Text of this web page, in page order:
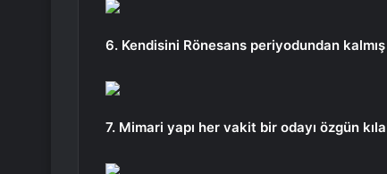
6. Kendisini Rönesans periyodundan
7. Mimari yapı her vakit bir odayı özgün